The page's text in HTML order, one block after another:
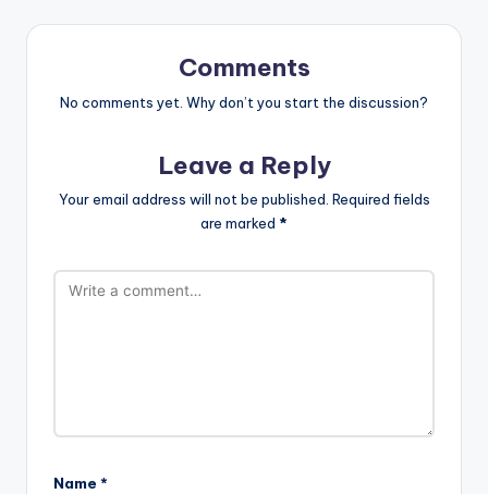
Comments
No comments yet. Why don’t you start the discussion?
Leave a Reply
Your email address will not be published. Required fields
are marked *
Name *